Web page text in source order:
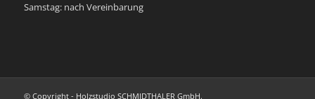
Samstag: nach Vereinbarung
© Copyright - Holzstudio SCHMIDTHALER GmbH.